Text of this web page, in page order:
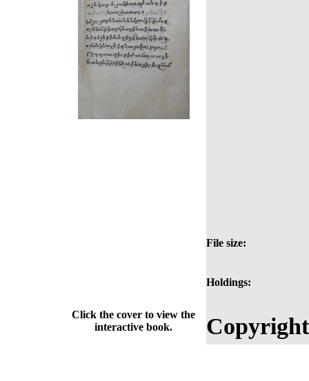
File size:
Holdings:
Click the cover to view the
interactive book.